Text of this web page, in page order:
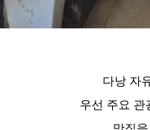
다낭 자
우선 주요 관